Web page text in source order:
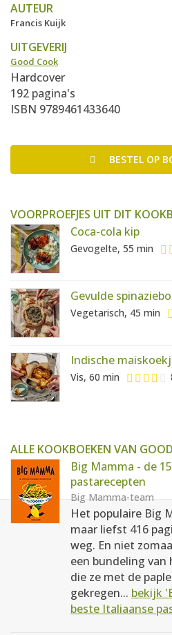
AUTEUR
Francis Kuijk
UITGEVERIJ
Good Cook
Hardcover
192 pagina's
ISBN 9789461433640
BESTEL OP
VOORPROEFJES UIT DIT
Coca-cola kip
Gevogelte, 55 min
Gevulde
Vegetarisch, 45 min
Indische
Vis, 60 min
ALLE KOOKBOEKEN VAN
Big Mamma - de
pastarecepten
Big Mamma-team
Het populaire Big
maar liefst 416
weg. En niet
een bundeling
die ze met de
gekregen... bekijk
beste Italiaanse